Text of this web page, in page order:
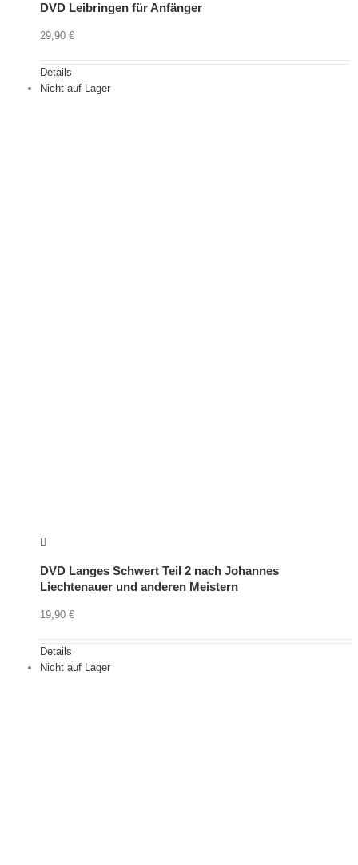
DVD Leibringen für Anfänger
29,90 €
Details
Nicht auf Lager
DVD Langes Schwert Teil 2 nach Johannes
Liechtenauer und anderen Meistern
19,90 €
Details
Nicht auf Lager